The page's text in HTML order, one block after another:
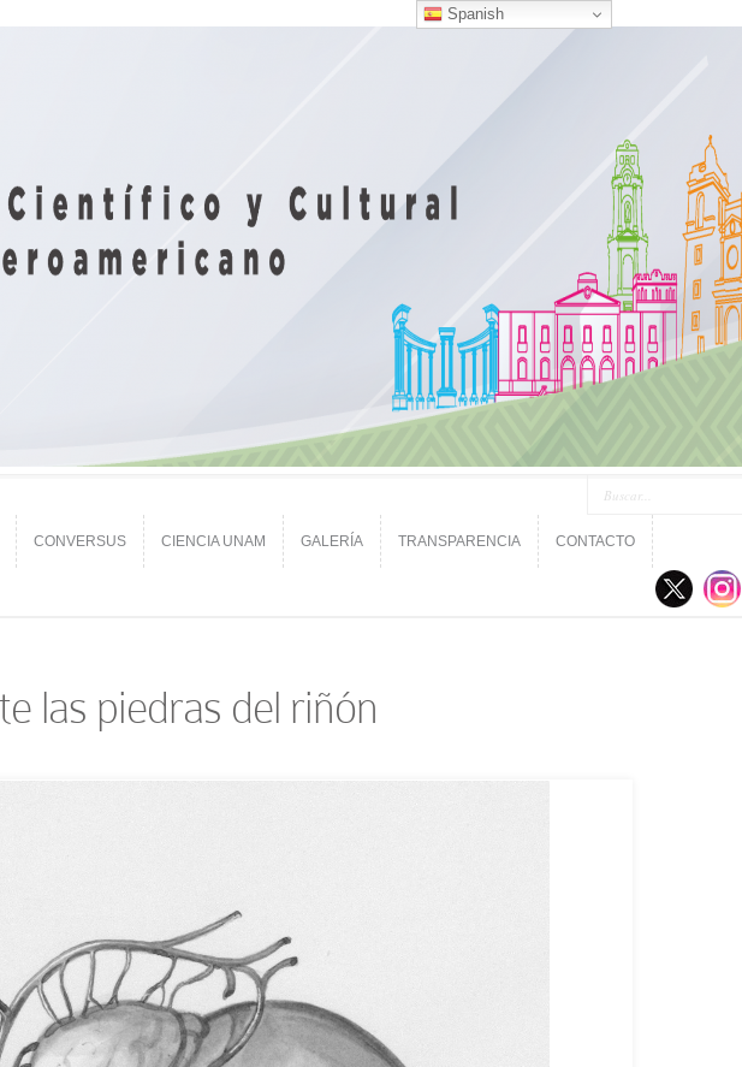
CONVERSUS CIENCIA UNAM GALERÍA TRANSPARENCIA CONTACTO
las piedras del riñón
Spanish